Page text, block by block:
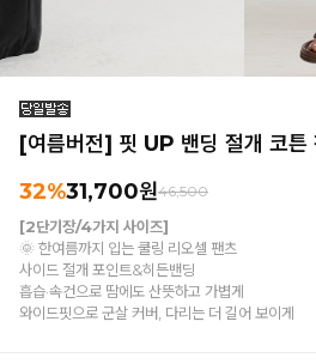
[여름버전] 핏 UP 밴딩 절개 코튼
32%31,700원46,500
[2단기장/4가지 사이즈]
🌞 한여름까지 입는 쿨링 리오셀 팬츠
사이드 절개 포인트&히든밴딩
흡습·속건으로 땀에도 산뜻하고 가볍게
와이드핏으로 군살 커버, 다리는 더 길어 보이게